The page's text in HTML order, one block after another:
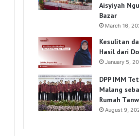
Aisyiyah
Bazar
March 16,
Kesulitan
Hasil dari
January 5,
DPP IMM
Malang
Rumah
August 9,